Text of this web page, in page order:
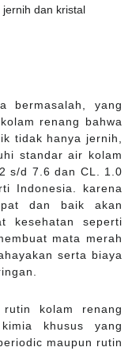
dan kristal
bermasalah, yang
renang bahwa
tidak hanya jernih,
standar air kolam
s/d 7.6 dan CL. 1.0
Indonesia. karena
dan baik akan
kesehatan seperti
mata merah
serta biaya
kolam renang
khusus yang
maupun rutin